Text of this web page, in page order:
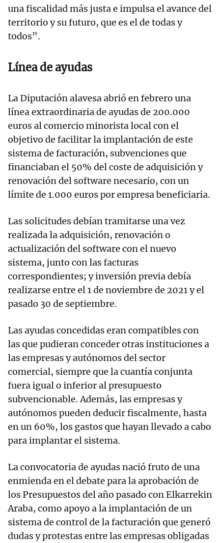
una fiscalidad más justa e impulsa el avance del
territorio y su futuro, que es el de todas y
todos”.
Línea de ayudas
La Diputación alavesa abrió en febrero una
línea extraordinaria de ayudas de 200.000
euros al comercio minorista local con el
objetivo de facilitar la implantación de este
sistema de facturación, subvenciones que
financiaban el 50% del coste de adquisición y
renovación del software necesario, con un
límite de 1.000 euros por empresa beneficiaria.
Las solicitudes debían tramitarse una vez
realizada la adquisición, renovación o
actualización del software con el nuevo
sistema, junto con las facturas
correspondientes; y inversión previa debía
realizarse entre el 1 de noviembre de 2021 y el
pasado 30 de septiembre.
Las ayudas concedidas eran compatibles con
las que pudieran conceder otras instituciones a
las empresas y autónomos del sector
comercial, siempre que la cuantía conjunta
fuera igual o inferior al presupuesto
subvencionable. Además, las empresas y
autónomos pueden deducir fiscalmente, hasta
en un 60%, los gastos que hayan llevado a cabo
para implantar el sistema.
La convocatoria de ayudas nació fruto de una
enmienda en el debate para la aprobación de
los Presupuestos del año pasado con Elkarrekin
Araba, como apoyo a la implantación de un
sistema de control de la facturación que generó
dudas y protestas entre las empresas obligadas